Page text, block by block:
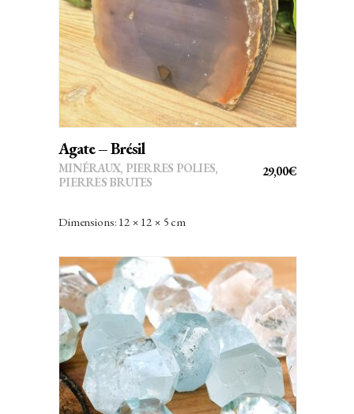
Cornaline
Cuivre
Diamant
Diopside
Dioptase
Dolomite
Emeraude
Epidote
Fluorite/Fluorine
France
Galène
Géodinos
Goethite
AJOUTER AU PANIER
Agate – Brésil
29,00€
MINÉRAUX, PIERRES POLIES,
PIERRES BRUTES
Dimensions: 12 × 12 × 5 cm
CHOIX DES OPTIONS
Ce
produit
a